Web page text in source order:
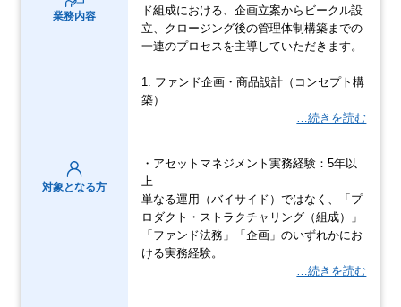
業務内容
ド組成における、企画立案からビークル設
立、クロージング後の管理体制構築までの
一連のプロセスを主導していただきます。
1. ファンド企画・商品設計（コンセプト構
築）
…続きを読む
対象となる方
・アセットマネジメント実務経験：5年以
上
単なる運用（バイサイド）ではなく、「プ
ロダクト・ストラクチャリング（組成）」
「ファンド法務」「企画」のいずれかにお
ける実務経験。
…続きを読む